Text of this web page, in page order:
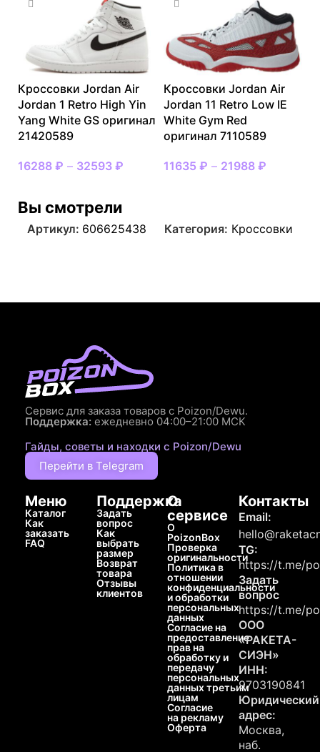
Кроссовки Jordan Air
Jordan 1 Retro High Yin
Yang White GS оригинал
21420589
16288 ₽ – 32593 ₽
Кроссовки Jordan Air
Jordan 11 Retro Low IE
White Gym Red
оригинал 7110589
11635 ₽ – 21988 ₽
Вы смотрели
Артикул: 606625438 Категория: Кроссовки
Сервис для заказа товаров с Poizon/Dewu.
Поддержка: ежедневно 04:00–21:00 МСК
Гайды, советы и находки с Poizon/Dewu
Перейти в Telegram
Меню
Каталог
Как
заказать
FAQ
Поддержка
Задать
вопрос
Как
выбрать
размер
Возврат
товара
Отзывы
клиентов
О
сервисе
О
PoizonBox
Проверка
оригинальности
Политика в
отношении
конфиденциальности
и обработки
персональных
данных
Согласие на
предоставление
прав на
обработку и
передачу
персональных
данных третьим
лицам
Согласие
на рекламу
Оферта
Контакты
Email:
TG:
https://t.me/
Задать
вопрос
https://t.me/
ООО
«РАКЕТА-
СИЭН»
ИНН:
9703190841
Юридический
адрес:
Москва,
наб.